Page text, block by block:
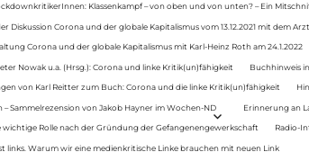
Klassenkampf – von oben und von unten? – Ein
Diskussion Corona und der globale Kapitalismus vom 13.12.2021 mit dem
Corona und der globale Kapitalismus mit Karl-Heinz Roth am 24.1.2022
Nowak u.a. (Hrsg.): Corona und linke Kritik(un)fähigkeit Buchhinweis
von Karl Reitter zum Buch: Corona und die linke Kritik(un)fähigkeit
– Sammelrezension von Jakob Hayner im Wochen-ND Erinnerung an
wichtige Rolle nach der Gründung der Gefangenengewerkschaft Radio-
links. Warum wir eine medienkritische Linke brauchen mit neuen Link